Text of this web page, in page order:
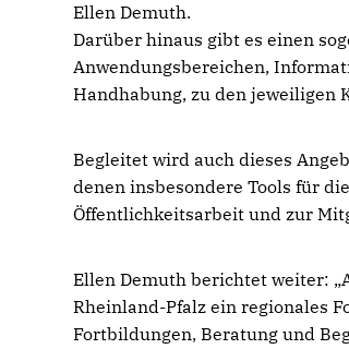
Ellen Demuth.
Darüber hinaus gibt es einen
Anwendungsbereichen,
Handhabung, zu den jeweiligen
Begleitet wird auch dieses
denen insbesondere Tools für
Öffentlichkeitsarbeit und zur
Ellen Demuth berichtet weiter:
Rheinland-Pfalz ein regionales
Fortbildungen, Beratung und